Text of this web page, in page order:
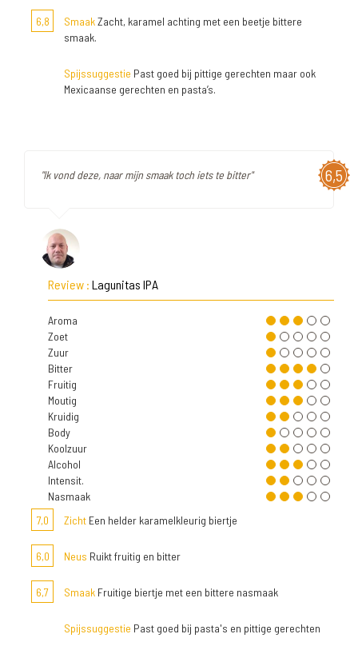
6,8 SmaakZacht, karamel achting met een beetje bittere
smaak.
Spijssuggestie Past goed bij pittige gerechten maar ook
Mexicaanse gerechten en pasta’s.
6,5
"Ik vond deze, naar mijn smaak toch iets te bitter"
Review : Lagunitas IPA
Aroma
Zoet
Zuur
Bitter
Fruitig
Moutig
Kruidig
Body
Koolzuur
Alcohol
Intensit.
Nasmaak
7,0
Zicht Een helder karamelkleurig biertje
6,0 Neus Ruikt fruitig en bitter
6,7 Smaak Fruitige biertje met een bittere nasmaak
Spijssuggestie Past goed bij pasta's en pittige gerechten